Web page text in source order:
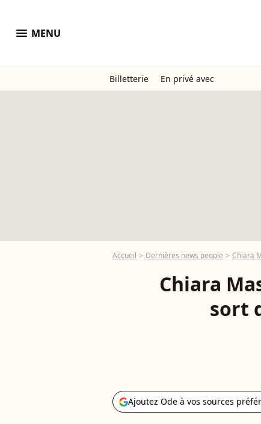
menu MENU
Billetterie En privé avec
Accueil Dernières news people Chiara
Chiara
sort
Ajoutez Ode à vos sources